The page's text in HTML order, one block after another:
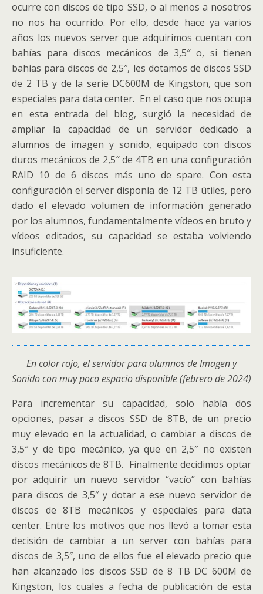
ocurre con discos de tipo SSD, o al menos a nosotros
no nos ha ocurrido. Por ello, desde hace ya varios
años los nuevos server que adquirimos cuentan con
bahías para discos mecánicos de 3,5″ o, si tienen
bahías para discos de 2,5″, les dotamos de discos SSD
de 2 TB y de la serie DC600M de Kingston, que son
especiales para data center. En el caso que nos ocupa
en esta entrada del blog, surgió la necesidad de
ampliar la capacidad de un servidor dedicado a
alumnos de imagen y sonido, equipado con discos
duros mecánicos de 2,5″ de 4TB en una configuración
RAID 10 de 6 discos más uno de spare. Con esta
configuración el server disponía de 12 TB útiles, pero
dado el elevado volumen de información generado
por los alumnos, fundamentalmente vídeos en bruto y
vídeos editados, su capacidad se estaba volviendo
insuficiente.
En color rojo, el servidor para alumnos de Imagen y
Sonido con muy poco espacio disponible (febrero de 2024)
Para incrementar su capacidad, solo había dos
opciones, pasar a discos SSD de 8TB, de un precio
muy elevado en la actualidad, o cambiar a discos de
3,5″ y de tipo mecánico, ya que en 2,5″ no existen
discos mecánicos de 8TB. Finalmente decidimos optar
por adquirir un nuevo servidor “vacío” con bahías
para discos de 3,5″ y dotar a ese nuevo servidor de
discos de 8TB mecánicos y especiales para data
center. Entre los motivos que nos llevó a tomar esta
decisión de cambiar a un server con bahías para
discos de 3,5″, uno de ellos fue el elevado precio que
han alcanzado los discos SSD de 8 TB DC 600M de
Kingston, los cuales a fecha de publicación de esta